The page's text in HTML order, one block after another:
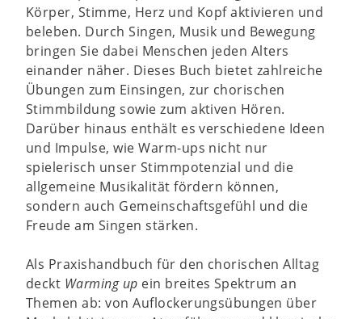
Körper, Stimme, Herz und Kopf aktivieren und
beleben. Durch Singen, Musik und Bewegung
bringen Sie dabei Menschen jeden Alters
einander näher. Dieses Buch bietet zahlreiche
Übungen zum Einsingen, zur chorischen
Stimmbildung sowie zum aktiven Hören.
Darüber hinaus enthält es verschiedene Ideen
und Impulse, wie Warm-ups nicht nur
spielerisch unser Stimmpotenzial und die
allgemeine Musikalität fördern können,
sondern auch Gemeinschaftsgefühl und die
Freude am Singen stärken.
Als Praxishandbuch für den chorischen Alltag
deckt Warming up ein breites Spektrum an
Themen ab: von Auflockerungsübungen über